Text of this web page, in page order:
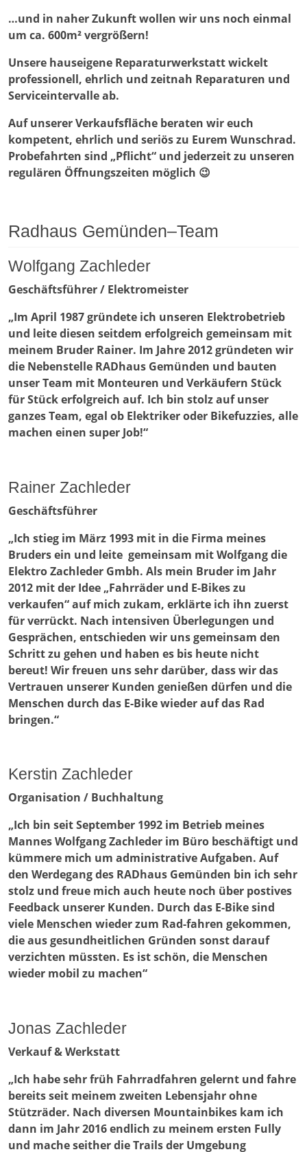
…und in naher Zukunft wollen wir uns noch einmal
um ca. 600m² vergrößern!
Unsere hauseigene Reparaturwerkstatt wickelt
professionell, ehrlich und zeitnah Reparaturen und
Serviceintervalle ab.
Auf unserer Verkaufsfläche beraten wir euch
kompetent, ehrlich und seriös zu Eurem Wunschrad.
Probefahrten sind „Pflicht“ und jederzeit zu unseren
regulären Öffnungszeiten möglich 😉
Radhaus Gemünden–Team
Wolfgang Zachleder
Geschäftsführer / Elektromeister
„Im April 1987 gründete ich unseren Elektrobetrieb
und leite diesen seitdem erfolgreich gemeinsam mit
meinem Bruder Rainer. Im Jahre 2012 gründeten wir
die Nebenstelle RADhaus Gemünden und bauten
unser Team mit Monteuren und Verkäufern Stück
für Stück erfolgreich auf. Ich bin stolz auf unser
ganzes Team, egal ob Elektriker oder Bikefuzzies, alle
machen einen super Job!“
Rainer Zachleder
Geschäftsführer
„Ich stieg im März 1993 mit in die Firma meines
Bruders ein und leite gemeinsam mit Wolfgang die
Elektro Zachleder Gmbh. Als mein Bruder im Jahr
2012 mit der Idee „Fahrräder und E-Bikes zu
verkaufen“ auf mich zukam, erklärte ich ihn zuerst
für verrückt. Nach intensiven Überlegungen und
Gesprächen, entschieden wir uns gemeinsam den
Schritt zu gehen und haben es bis heute nicht
bereut! Wir freuen uns sehr darüber, dass wir das
Vertrauen unserer Kunden genießen dürfen und die
Menschen durch das E-Bike wieder auf das Rad
bringen.“
Kerstin Zachleder
Organisation / Buchhaltung
„Ich bin seit September 1992 im Betrieb meines
Mannes Wolfgang Zachleder im Büro beschäftigt und
kümmere mich um administrative Aufgaben. Auf
den Werdegang des RADhaus Gemünden bin ich sehr
stolz und freue mich auch heute noch über postives
Feedback unserer Kunden. Durch das E-Bike sind
viele Menschen wieder zum Rad-fahren gekommen,
die aus gesundheitlichen Gründen sonst darauf
verzichten müssten. Es ist schön, die Menschen
wieder mobil zu machen“
Jonas Zachleder
Verkauf & Werkstatt
„Ich habe sehr früh Fahrradfahren gelernt und fahre
bereits seit meinem zweiten Lebensjahr ohne
Stützräder. Nach diversen Mountainbikes kam ich
dann im Jahr 2016 endlich zu meinem ersten Fully
und mache seither die Trails der Umgebung